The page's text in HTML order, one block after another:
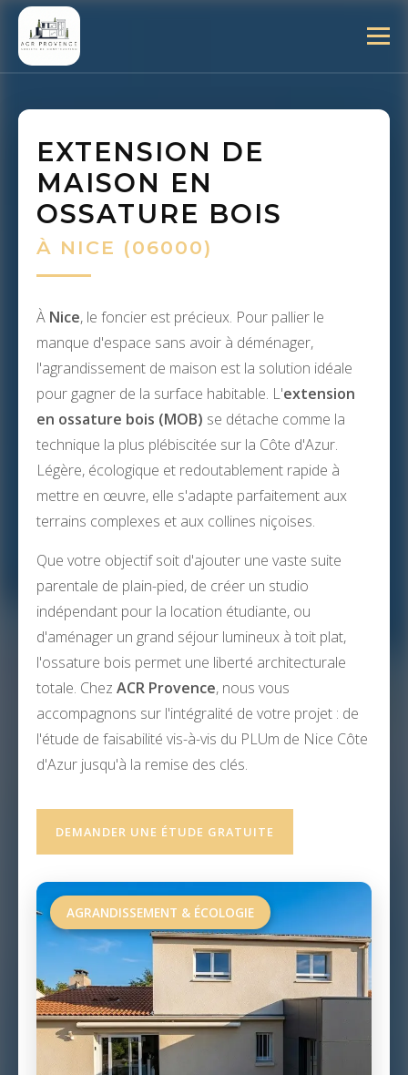
EXTENSION DE
MAISON EN
OSSATURE BOIS
À NICE (06000)
À Nice, le foncier est précieux. Pour pallier le
manque d'espace sans avoir à déménager,
l'agrandissement de maison est la solution idéale
pour gagner de la surface habitable. L'extension
en ossature bois (MOB) se détache comme la
technique la plus plébiscitée sur la Côte d'Azur.
Légère, écologique et redoutablement rapide à
mettre en œuvre, elle s'adapte parfaitement aux
terrains complexes et aux collines niçoises.
Que votre objectif soit d'ajouter une vaste suite
parentale de plain-pied, de créer un studio
indépendant pour la location étudiante, ou
d'aménager un grand séjour lumineux à toit plat,
l'ossature bois permet une liberté architecturale
totale. Chez ACR Provence, nous vous
accompagnons sur l'intégralité de votre projet : de
l'étude de faisabilité vis-à-vis du PLUm de Nice Côte
d'Azur jusqu'à la remise des clés.
DEMANDER UNE ÉTUDE GRATUITE
AGRANDISSEMENT & ÉCOLOGIE